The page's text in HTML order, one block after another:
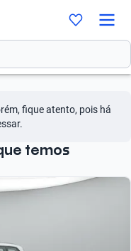
fique atento, pois há
temos